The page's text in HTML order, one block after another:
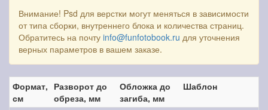
Внимание! Psd для верстки могут меняться в зависимости
от типа сборки, внутреннего блока и количества страниц.
Обратитесь на почту info@funfotobook.ru для уточнения
верных параметров в вашем заказе.
Формат,
см
Разворот до
обреза, мм
Обложка до
загиба, мм
Шаблон